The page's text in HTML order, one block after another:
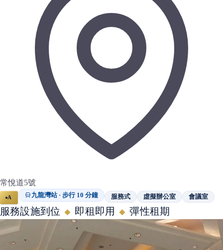
常悅道5號
A 九龍灣站 · 步行 10 分鐘 服務式 虛擬辦公室 會議室
服務設施到位 ◆ 即租即用 ◆ 彈性租期